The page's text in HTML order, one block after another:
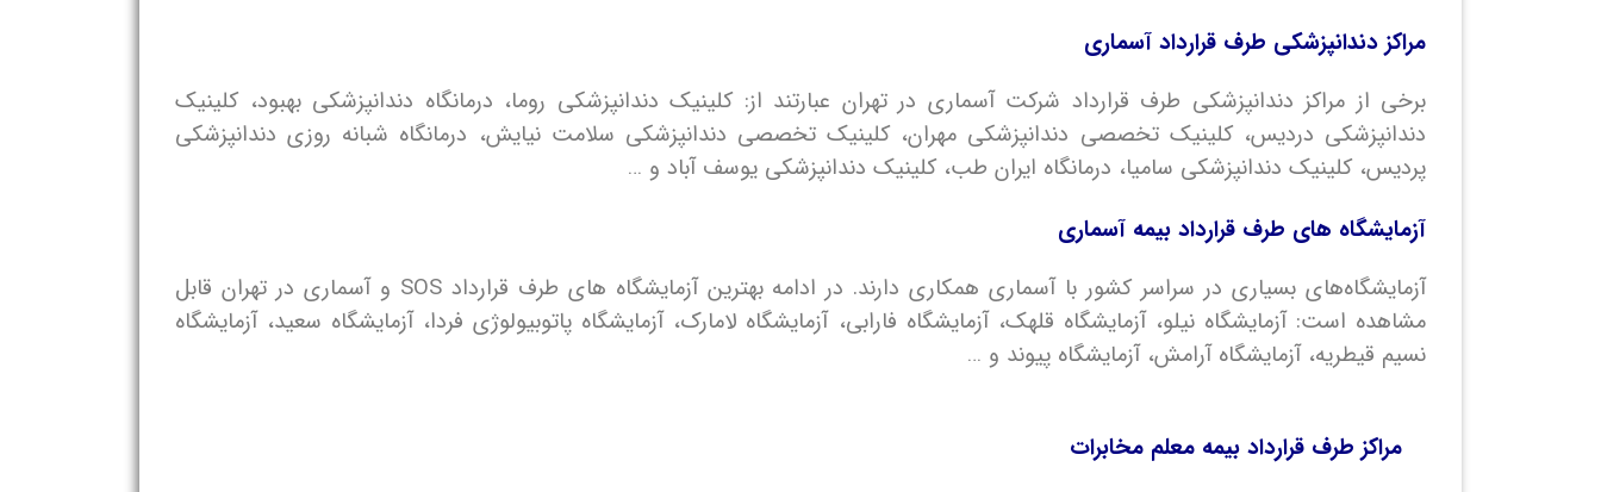
مراکز دندانپزشکی طرف قرارداد آسماری
برخی از مراکز دندانپزشکی طرف قرارداد شرکت آسماری در تهران عبارتند از: کلینیک دندانپزشکی روما، درمانگاه دندانپزشکی بهبود، کلینیک
دندانپزشکی دردیس، کلینیک تخصصی دندانپزشکی مهران، کلینیک تخصصی دندانپزشکی سلامت نیایش، درمانگاه شبانه روزی دندانپزشکی
پردیس، کلینیک دندانپزشکی سامیا، درمانگاه ایران طب، کلینیک دندانپزشکی یوسف آباد و …
آزمایشگاه های طرف قرارداد بیمه آسماری
آزمایشگاه‌های بسیاری در سراسر کشور با آسماری همکاری دارند. در ادامه بهترین آزمایشگاه های طرف قرارداد SOS و آسماری در تهران قابل
مشاهده است: آزمایشگاه نیلو، آزمایشگاه قلهک، آزمایشگاه فارابی، آزمایشگاه لامارک، آزمایشگاه پاتوبیولوژی فردا، آزمایشگاه سعید، آزمایشگاه
نسیم قیطریه، آزمایشگاه آرامش، آزمایشگاه پیوند و …
مراکز طرف قرارداد بیمه معلم مخابرات